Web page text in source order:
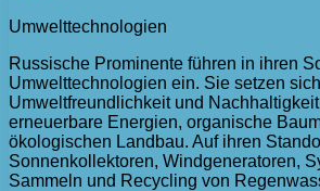
Umwelttechnologien
Russische Prominente führen in ihren
Umwelttechnologien ein. Sie setzen
Umweltfreundlichkeit und
erneuerbare Energien, organische
ökologischen Landbau. Auf ihren
Sonnenkollektoren, Windgeneratoren,
Sammeln und Recycling von